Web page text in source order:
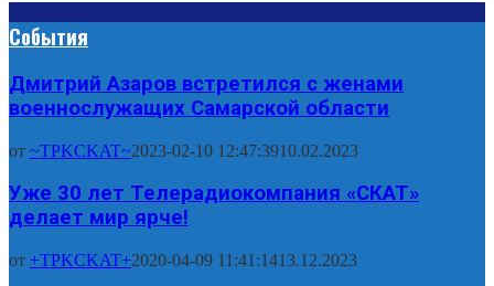
События
Дмитрий Азаров встретился с женами
военнослужащих Самарской области
от ~TPKCKAT~2023-02-10 12:47:3910.02.2023
Уже 30 лет Телерадиокомпания «СКАТ»
делает мир ярче!
от +TPKCKAT+2020-04-09 11:41:1413.12.2023